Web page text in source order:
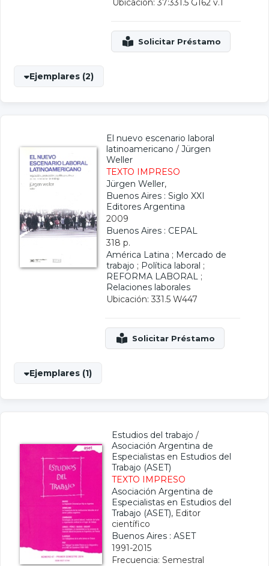
Ubicación: 37:331.5 G162 v.1
Ejemplares (2)
El nuevo escenario laboral
latinoamericano / Jürgen
Weller
TEXTO IMPRESO
Jürgen Weller,
Buenos Aires : Siglo XXI
Editores Argentina
2009
Buenos Aires : CEPAL
318 p.
América Latina ; Mercado de
trabajo ; Política laboral ;
REFORMA LABORAL ;
Relaciones laborales
Ubicación: 331.5 W447
Ejemplares (1)
Estudios del trabajo /
Asociación Argentina de
Especialistas en Estudios del
Trabajo (ASET)
TEXTO IMPRESO
Asociación Argentina de
Especialistas en Estudios del
Trabajo (ASET), Editor
científico
Buenos Aires : ASET
1991-2015
Frecuencia: Semestral